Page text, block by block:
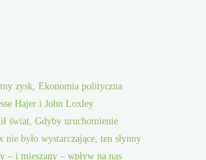
zysk, Ekonomia polityczna
Hajer i John Loxley
świat, Gdyby uruchomienie
było wystarczające, ten słynny
– i mieszany – wpływ na nas